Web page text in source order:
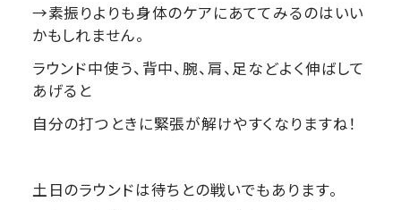
→素振りよりも身体のケアにあててみるのはいい
かもしれません。
ラウンド中使う、背中、腕、肩、足などよく伸ばして
あげると
自分の打つときに緊張が解けやすくなりますね！
土日のラウンドは待ちとの戦いでもあります。